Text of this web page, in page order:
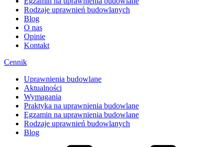
Rodzaje uprawnień budowlanych
Blog
O nas
Opinie
Kontakt
Cennik
Uprawnienia budowlane
Aktualności
Wymagania
Praktyka na uprawnienia budowlane
Egzamin na uprawnienia budowlane
Rodzaje uprawnień budowlanych
Blog